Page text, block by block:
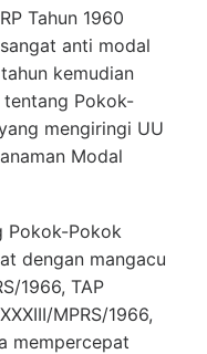
Tahun 1960
anti modal
kemudian
tentang Pokok-
mengiringi UU
Modal
Pokok-Pokok
dengan mangacu
1966, TAP
MPRS/1966,
mempercepat